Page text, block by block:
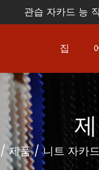
관습 자카드 능
집
/제품/니트 자카